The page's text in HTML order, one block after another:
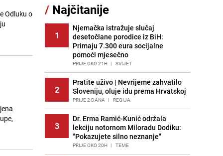
Odluku o
/ Najčitanije
1
Njemačka istražuje slučaj
desetočlane porodice iz BiH:
Primaju 7.300 eura socijalne
pomoći mjesečno
PRIJE OKO 21H | SVIJET
2
Pratite uživo | Nevrijeme zahvatilo
Sloveniju, oluje idu prema Hrvatskoj
PRIJE 2 DANA | REGIJA
3
Dr. Erma Ramić-Kunić održala
lekciju notornom Miloradu Dodiku:
"Pokazujete silno neznanje"
PRIJE OKO 20H | TEME